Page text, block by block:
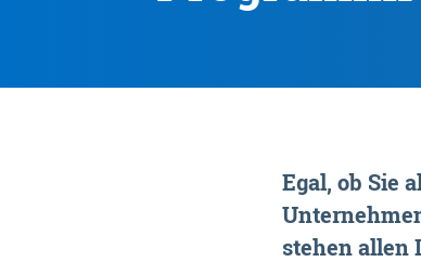
Egal, ob Sie
stehen allen